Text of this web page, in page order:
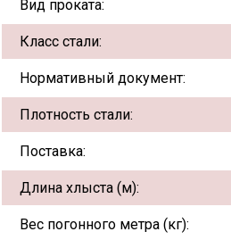
Вид проката:
Класс стали:
Нормативный документ:
Плотность стали:
Поставка:
Длина хлыста (м):
Вес погонного метра (кг):